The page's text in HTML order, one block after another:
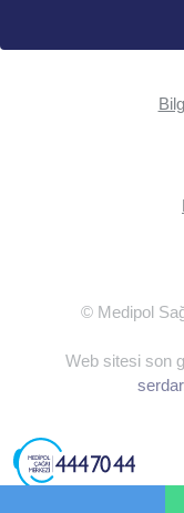
© Medipol
Web sitesi son